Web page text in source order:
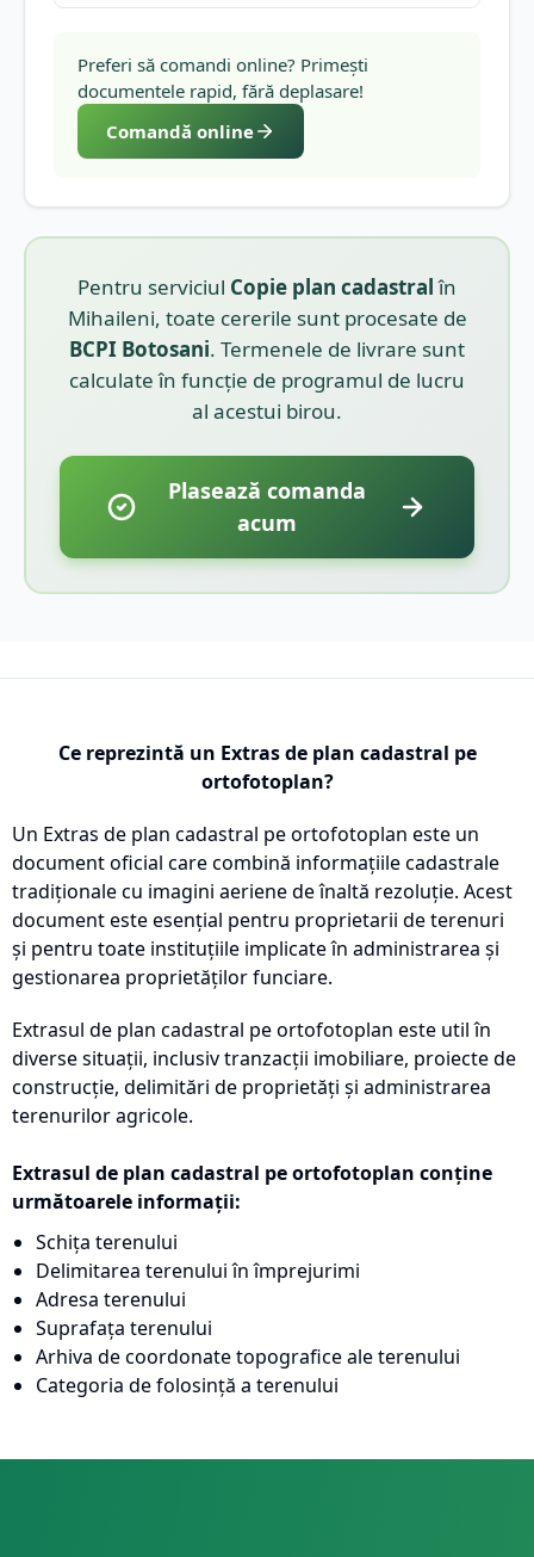
Preferi să comandi online? Primești
documentele rapid, fără deplasare!
Comandă online
Pentru serviciul Copie plan cadastralîn
Mihaileni, toate cererile sunt procesate de
BCPI Botosani. Termenele de livrare sunt
calculate în funcție de programul de lucru
al acestui birou.
Plasează comanda
acum
Ce reprezintă un Extras de plan cadastral pe
ortofotoplan?
Un Extras de plan cadastral pe ortofotoplan este un
document oficial care combină informațiile cadastrale
tradiționale cu imagini aeriene de înaltă rezoluție. Acest
document este esențial pentru proprietarii de terenuri
și pentru toate instituțiile implicate în administrarea și
gestionarea proprietăților funciare.
Extrasul de plan cadastral pe ortofotoplan este util în
diverse situații, inclusiv tranzacții imobiliare, proiecte de
construcție, delimitări de proprietăți și administrarea
terenurilor agricole.
Extrasul de plan cadastral pe ortofotoplan conține
următoarele informații:
Schița terenului
Delimitarea terenului în împrejurimi
Adresa terenului
Suprafața terenului
Arhiva de coordonate topografice ale terenului
Categoria de folosință a terenului